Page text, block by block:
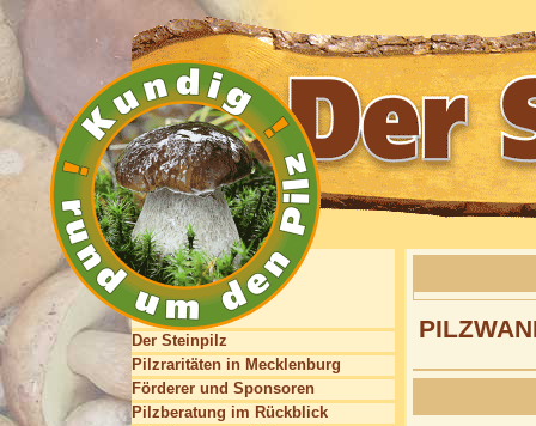
Der Steinpilz
Pilzraritäten in Mecklenburg
Förderer und Sponsoren
Pilzberatung im Rückblick